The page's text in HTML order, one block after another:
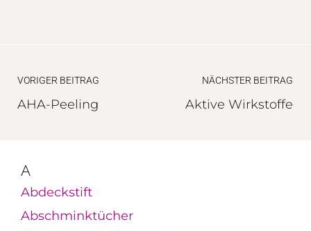
VORIGER BEITRAG
AHA-Peeling
NÄCHSTER BEITRAG
Aktive Wirkstoffe
A
Abdeckstift
Abschminktücher